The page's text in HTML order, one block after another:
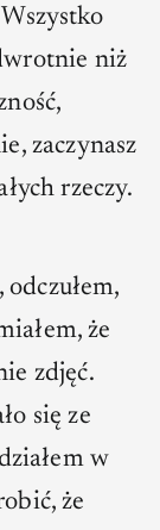
niż
zaczynasz
rzeczy.
że
zdjęć.
się ze
w
że